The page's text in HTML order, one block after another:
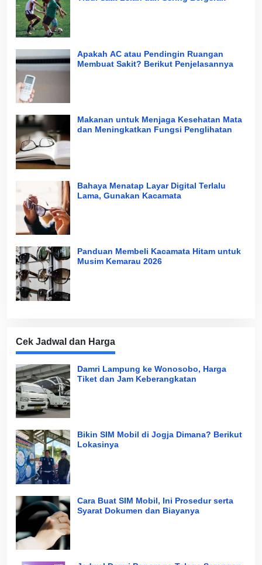
Apakah AC atau Pendingin Ruangan
Membuat Sakit? Berikut Penjelasannya
Makanan untuk Menjaga Kesehatan Mata
dan Meningkatkan Fungsi Penglihatan
Bahaya Menatap Layar Digital Terlalu
Lama, Gunakan Kacamata
Panduan Membeli Kacamata Hitam untuk
Musim Kemarau 2026
Cek Jadwal dan Harga
Damri Lampung ke Wonosobo, Harga
Tiket dan Jam Keberangkatan
Bikin SIM Mobil di Jogja Dimana? Berikut
Lokasinya
Cara Buat SIM Mobil, Ini Prosedur serta
Syarat Dokumen dan Biayanya